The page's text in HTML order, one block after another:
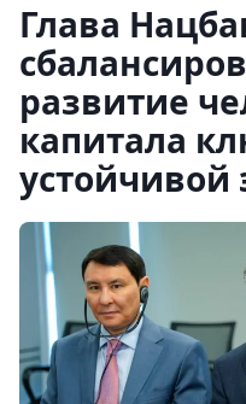
Глава
развитие
капитала
устойчивой